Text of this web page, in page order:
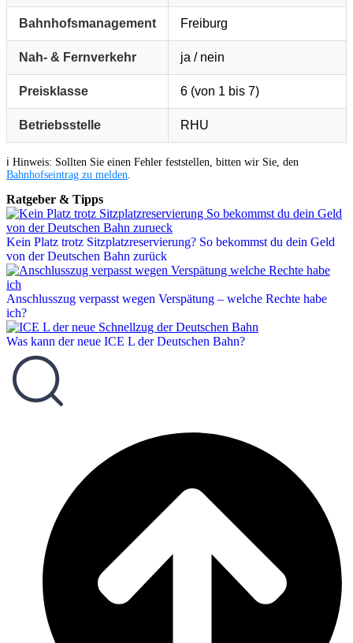
Bahnhofsmanagement Freiburg
Nah- & Fernverkehr ja / nein
Preisklasse 6 (von 1 bis 7)
Betriebsstelle RHU
ℹ️ Hinweis: Sollten Sie einen Fehler feststellen, bitten wir Sie, den
Bahnhofseintrag zu melden
Ratgeber & Tipps
Kein Platz trotz Sitzplatzreservierung? So bekommst du dein Geld
von der Deutschen Bahn zurück
Anschlusszug verpasst wegen Verspätung – welche Rechte habe
ich?
Was kann der neue ICE L der Deutschen Bahn?